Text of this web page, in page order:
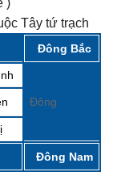
)
Tây tứ trạch
Đông Bắc
Đông
Đông Nam